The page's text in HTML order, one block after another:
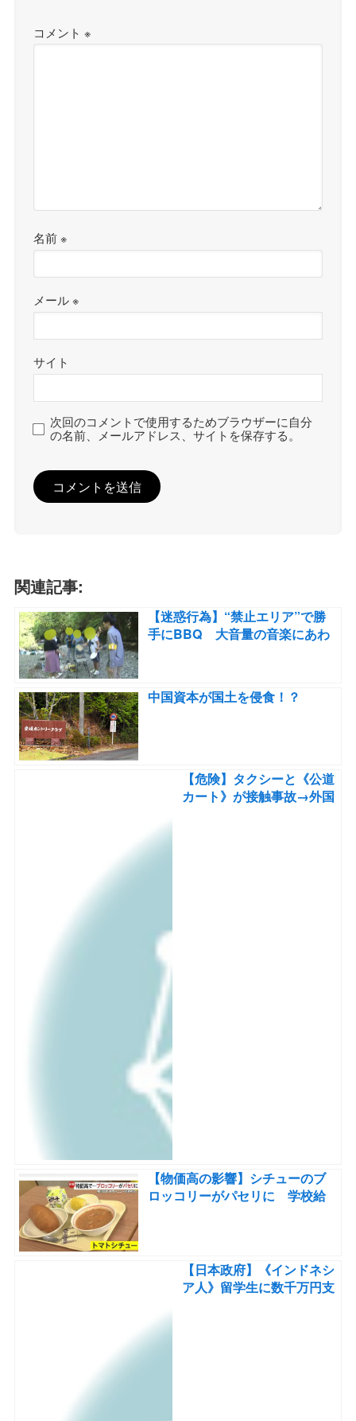
コメント※
名前※
メール※
サイト
次回のコメントで使用するためブラウザーに自分
の名前、メールアドレス、サイトを保存する。
関連記事:
【迷惑行為】“禁止エリア”で勝
手にBBQ 大音量の音楽にあわ
中国資本が国土を侵食！？
【危険】タクシーと《公道
カート》が接触事故→外国
【物価高の影響】シチューのブ
ロッコリーがパセリに 学校給
【日本政府】《インドネシ
ア人》留学生に数千万円支